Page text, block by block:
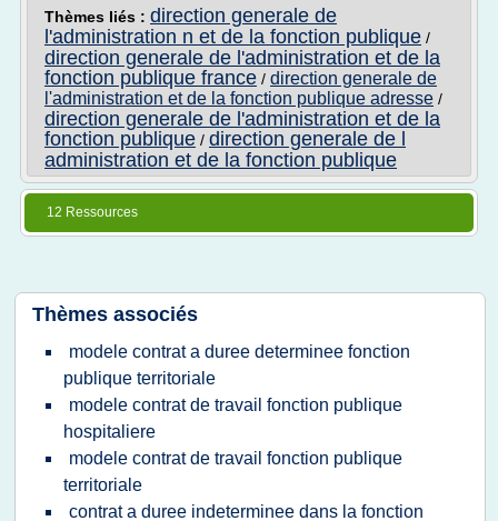
Thèmes liés : direction generale de
l'administration n et de la fonction publique /
direction generale de l'administration et de la
fonction publique france / direction generale de
l'administration et de la fonction publique adresse /
direction generale de l'administration et de la
fonction publique / direction generale de l
administration et de la fonction publique
12 Ressources
Thèmes associés
modele contrat a duree determinee fonction
publique territoriale
modele contrat de travail fonction publique
hospitaliere
modele contrat de travail fonction publique
territoriale
contrat a duree indeterminee dans la fonction